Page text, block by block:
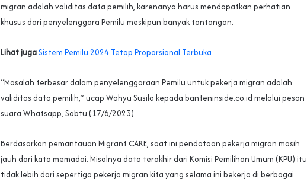
migran adalah validitas data pemilih, karenanya harus mendapatkan perhatian
khusus dari penyelenggara Pemilu meskipun banyak tantangan.
Lihat jugaSistem Pemilu 2024 Tetap Proporsional Terbuka
“Masalah terbesar dalam penyelenggaraan Pemilu untuk pekerja migran adalah
validitas data pemilih,” ucap Wahyu Susilo kepada banteninside.co.id melalui pesan
suara Whatsapp, Sabtu (17/6/2023).
Berdasarkan pemantauan Migrant CARE, saat ini pendataan pekerja migran masih
jauh dari kata memadai. Misalnya data terakhir dari Komisi Pemilihan Umum (KPU) itu
tidak lebih dari sepertiga pekerja migran kita yang selama ini bekerja di berbagai